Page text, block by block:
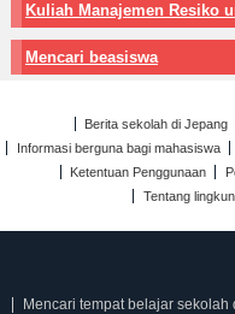
Kuliah Manajemen Resiko
Mencari beasiswa
Berita sekolah di Jepang
Informasi berguna bagi mahasiswa
Ketentuan Penggunaan
Tentang
Mencari tempat belajar